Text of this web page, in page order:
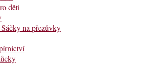
děti
na přezůvky